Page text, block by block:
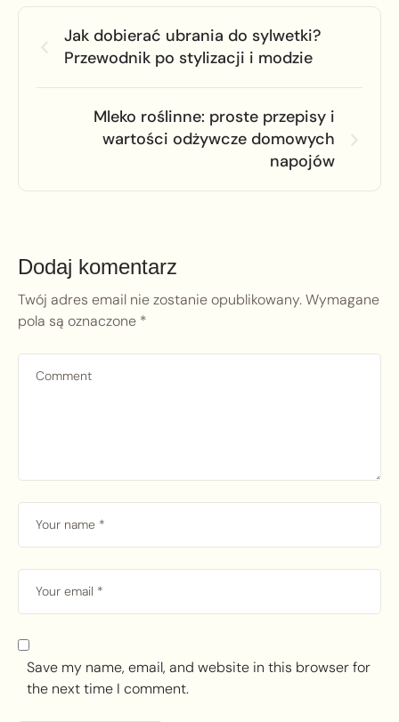
Jak dobierać ubrania do sylwetki?
Przewodnik po stylizacji i modzie
Mleko roślinne: proste przepisy i
wartości odżywcze domowych
napojów
Dodaj komentarz
Twój adres email nie zostanie opublikowany.Wymagane
pola są oznaczone *
Save my name, email, and website in this browser for
the next time I comment.